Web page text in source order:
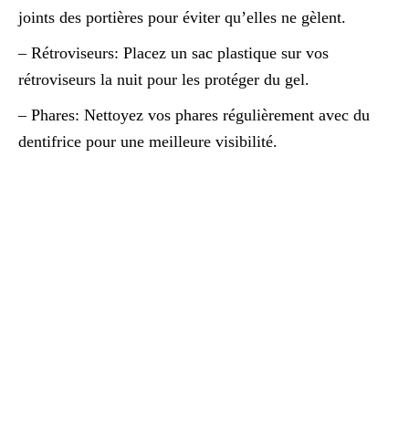
joints des portières pour éviter qu’elles ne gèlent.
– Rétroviseurs: Placez un sac plastique sur vos
rétroviseurs la nuit pour les protéger du gel.
– Phares: Nettoyez vos phares régulièrement avec du
dentifrice pour une meilleure visibilité.